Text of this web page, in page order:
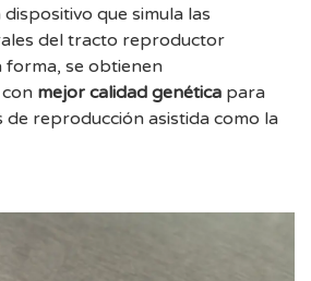
que simula las
del tracto reproductor
forma, se obtienen
mejor calidad genética para
de reproducción asistida como la